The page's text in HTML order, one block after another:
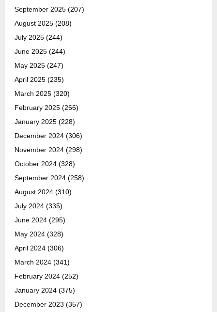
September 2025 (207)
August 2025 (208)
July 2025 (244)
June 2025 (244)
May 2025 (247)
April 2025 (235)
March 2025 (320)
February 2025 (266)
January 2025 (228)
December 2024 (306)
November 2024 (298)
October 2024 (328)
September 2024 (258)
August 2024 (310)
July 2024 (335)
June 2024 (295)
May 2024 (328)
April 2024 (306)
March 2024 (341)
February 2024 (252)
January 2024 (375)
December 2023 (357)